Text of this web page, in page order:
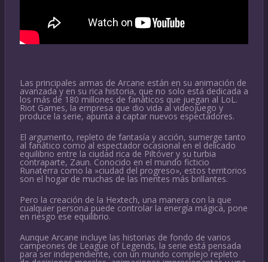
Las principales armas de Arcane están en su animación de
avanzada y en su rica historia, que no solo está dedicada a
los más de 180 millones de fanáticos que juegan al LoL.
Riot Games, la empresa que dio vida al videojuego y
produce la serie, apunta a captar nuevos espectadores.
El argumento, repleto de fantasía y acción, sumerge tanto
al fanático como al espectador ocasional en el delicado
equilibrio entre la ciudad rica de Piltóver y su turbia
contraparte, Zaun. Conocido en el mundo ficticio
Runaterra como la »ciudad del progreso», estos territorios
son el hogar de muchas de las mentes más brillantes.
Pero la creación de la Hextech, una manera con la que
cualquier persona puede controlar la energía mágica, pone
en riesgo ese equilibrio.
Aunque Arcane incluye las historias de fondo de varios
campeones de League of Legends, la serie está pensada
para ser independiente, con un mundo complejo repleto